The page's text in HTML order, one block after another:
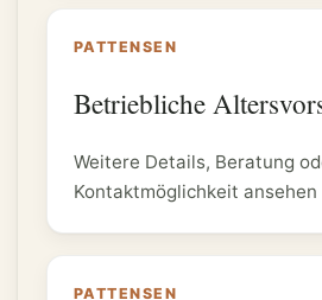
PATTENSEN
Betriebliche
Weitere Details, Beratung
Kontaktmöglichkeit ansehen
PATTENSEN